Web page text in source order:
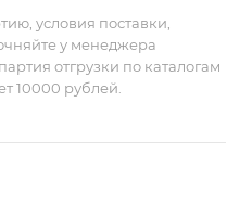
условия поставки,
у менеджера
отгрузки по каталогам
10000 рублей.